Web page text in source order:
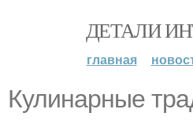
ДЕТАЛИ
главная
Кулинарные